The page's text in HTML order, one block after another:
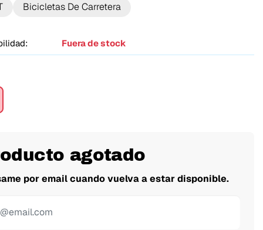
Bicicletas De Carretera
Fuera de stock
agotado
por email cuando vuelva a estar disponible.